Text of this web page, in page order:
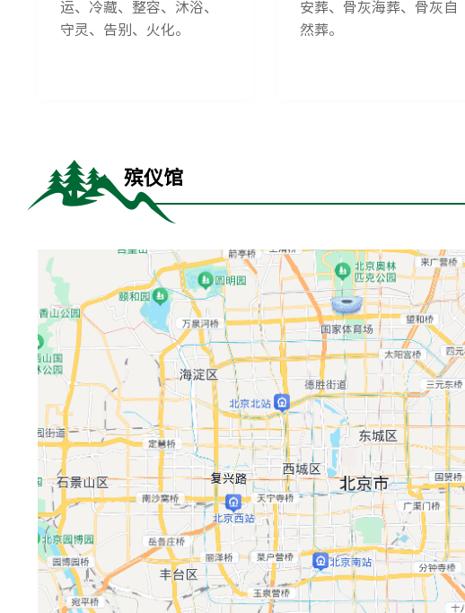
运、冷藏、整容、沐浴、
守灵、告别、火化。
安葬、骨灰海葬、骨灰自
然葬。
殡仪馆